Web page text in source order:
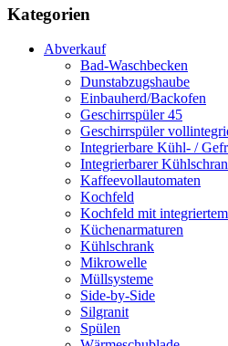
Kategorien
Abverkauf
Bad-Waschbecken
Dunstabzugshaube
Einbauherd/Backofen
Geschirrspüler 45
Geschirrspüler
Integrierbare Kühl- /
Integrierbarer
Kaffeevollautomaten
Kochfeld
Kochfeld mit
Küchenarmaturen
Kühlschrank
Mikrowelle
Müllsysteme
Side-by-Side
Silgranit
Spülen